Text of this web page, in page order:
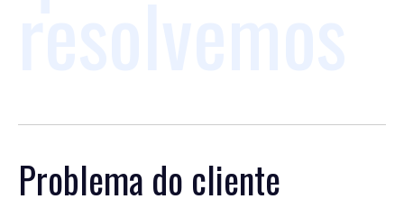
Problema do cliente